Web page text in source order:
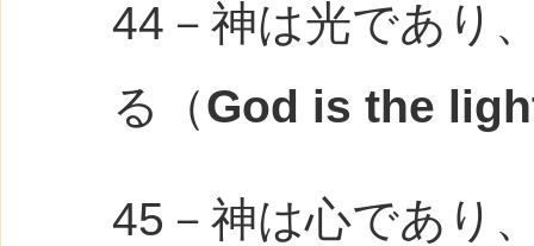
44－神は光であり
る（God is the
45－神は心であり